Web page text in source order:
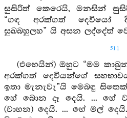
සුසිරිත් කෙරෙයි, මනසින්
“ගඳ අරක්ගත් දෙවියෝ
සුඛබහුලහ” යි අසන ලද්දේත්
511
(එහෙයින්) ඔහුට “මම
අරක්ගත් දෙවියන්ගේ
ඉතා මැනැවැ”යි මෙබඳු
හේ බොන දෑ දෙයි. ... හේ
(වාහන) දෙයි. ... හේ මල්